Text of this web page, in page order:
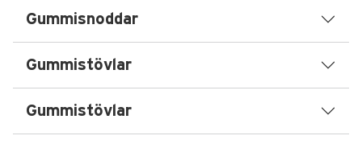
Gummisnoddar
Gummistövlar
Gummistövlar